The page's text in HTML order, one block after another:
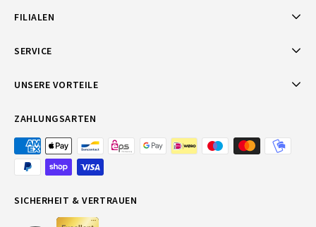
FILIALEN
SERVICE
UNSERE VORTEILE
ZAHLUNGSARTEN
SICHERHEIT & VERTRAUEN